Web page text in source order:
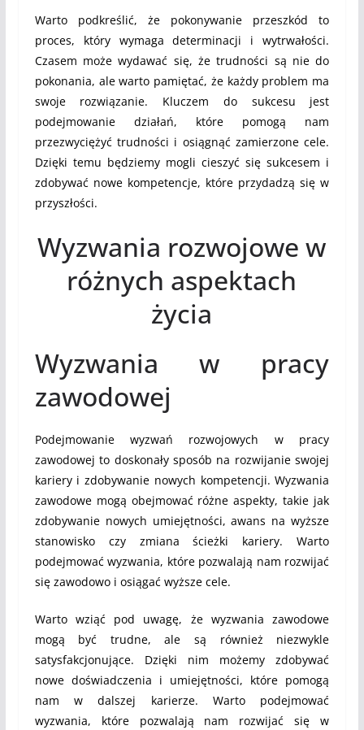
Warto podkreślić, że pokonywanie przeszkód to
proces, który wymaga determinacji i wytrwałości.
Czasem może wydawać się, że trudności są nie do
pokonania, ale warto pamiętać, że każdy problem ma
swoje rozwiązanie. Kluczem do sukcesu jest
podejmowanie działań, które pomogą nam
przezwyciężyć trudności i osiągnąć zamierzone cele.
Dzięki temu będziemy mogli cieszyć się sukcesem i
zdobywać nowe kompetencje, które przydadzą się w
przyszłości.
Wyzwania rozwojowe w
różnych aspektach
życia
Wyzwania w pracy
zawodowej
Podejmowanie wyzwań rozwojowych w pracy
zawodowej to doskonały sposób na rozwijanie swojej
kariery i zdobywanie nowych kompetencji. Wyzwania
zawodowe mogą obejmować różne aspekty, takie jak
zdobywanie nowych umiejętności, awans na wyższe
stanowisko czy zmiana ścieżki kariery. Warto
podejmować wyzwania, które pozwalają nam rozwijać
się zawodowo i osiągać wyższe cele.
Warto wziąć pod uwagę, że wyzwania zawodowe
mogą być trudne, ale są również niezwykle
satysfakcjonujące. Dzięki nim możemy zdobywać
nowe doświadczenia i umiejętności, które pomogą
nam w dalszej karierze. Warto podejmować
wyzwania, które pozwalają nam rozwijać się w